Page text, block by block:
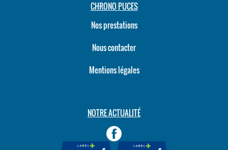
CHRONO PUCES
Nos prestations
Nous contacter
Mentions légales
NOTRE ACTUALITÉ